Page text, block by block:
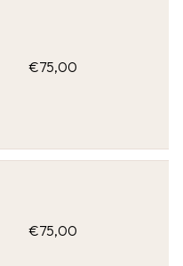
€75,00
€75,00